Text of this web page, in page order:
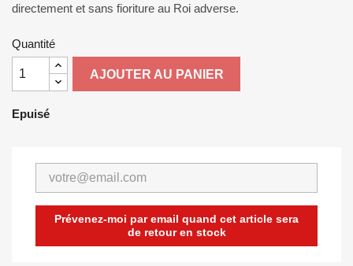
directement et sans fioriture au Roi adverse.
Quantité
AJOUTER AU PANIER
Epuisé
Prévenez-moi par email quand cet article sera
de retour en stock